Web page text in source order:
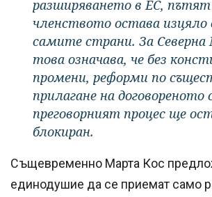
разширяването в ЕС,
членството остава изцяло
самите страни. За Северна
това означава, че без
промени, реформи по
прилагане на договореното
преговорният процес ще
блокиран.
Същевременно Марта Кос
единодушие да се приемат само